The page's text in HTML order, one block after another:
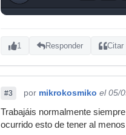
1 Responder Citar
#3 por mikrokosmiko el 05/
Trabajáis normalmente
ocurrido esto de tener al